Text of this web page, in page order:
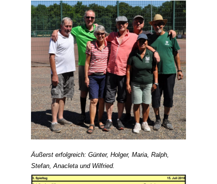
Äußerst erfolgreich: Günter, Holger, Maria, Ralph,
Stefan, Anacleta und Wilfried.